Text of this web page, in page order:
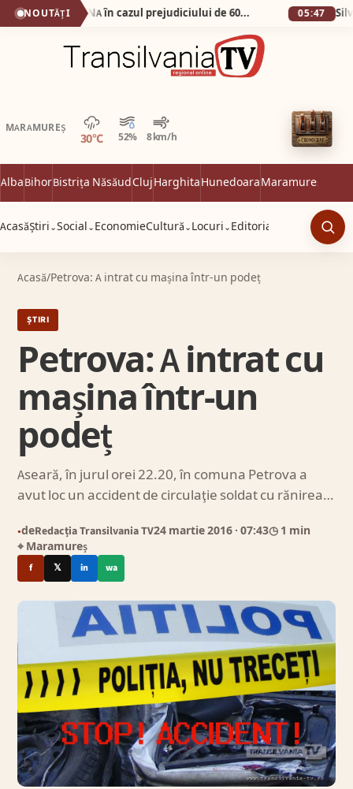
NOUTĂȚI FACIAS sesizează DNA în cazul prejudiciului de 600 de milioane de euro din dosarul Pfizer. Cei vinovați trebuie să plăteasca. 05:47
MARAMUREȘ
30°C 52% 8 km/h
Averse
AlbaBihorBistrița NăsăudClujHarghitaHunedoaraMaramureș
AcasăȘtiri ⌄Social ⌄ EconomieCultură ⌄ Locuri ⌄ Editorial
Acasă/Petrova: A intrat cu mașina într-un podeț
ȘTIRI
Petrova: A intrat cu
mașina într-un
podeț
Aseară, în jurul orei 22.20, în comuna Petrova a
avut loc un accident de circulaţie soldat cu rănirea…
●deRedacția Transilvania TV24 martie 2016 · 07:43◷ 1 min
⌖ Maramureș
f 𝕏 in wa